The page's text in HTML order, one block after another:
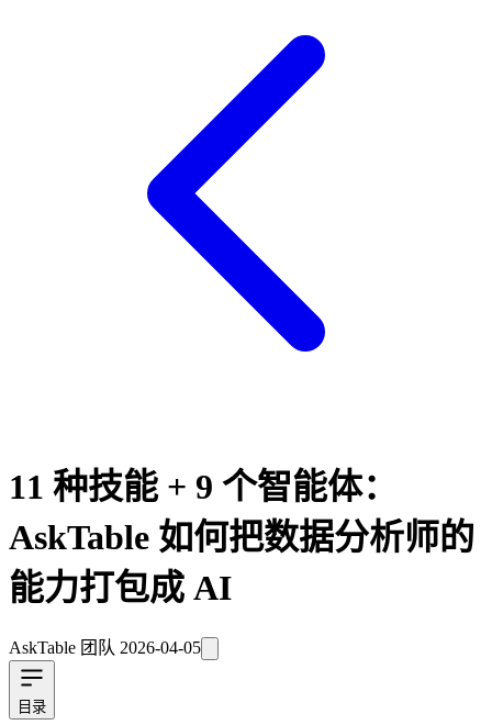
11 种技能 + 9 个智能体：
AskTable 如何把数据分析师的
能力打包成 AI
AskTable 团队 2026-04-05
目录